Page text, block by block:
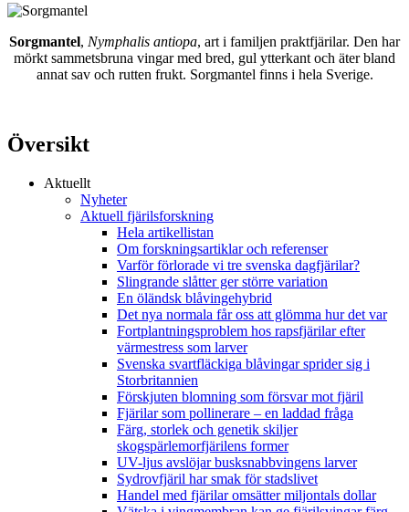
Sorgmantel, Nymphalis antiopa, art i familjen praktfjärilar. Den har
mörkt sammetsbruna vingar med bred, gul ytterkant och äter bland
annat sav och rutten frukt. Sorgmantel finns i hela Sverige.
Översikt
Aktuellt
Nyheter
Aktuell fjärilsforskning
Hela artikellistan
Om forskningsartiklar och referenser
Varför förlorade vi tre svenska dagfjärilar?
Slingrande slåtter ger större variation
En öländsk blåvingehybrid
Det nya normala får oss att glömma hur det var
Fortplantningsproblem hos rapsfjärilar efter
värmestress som larver
Svenska svartfläckiga blåvingar sprider sig i
Storbritannien
Förskjuten blomning som försvar mot fjäril
Fjärilar som pollinerare – en laddad fråga
Färg, storlek och genetik skiljer
skogspärlemorfjärilens former
UV-ljus avslöjar busksnabbvingens larver
Sydrovfjäril har smak för stadslivet
Handel med fjärilar omsätter miljontals dollar